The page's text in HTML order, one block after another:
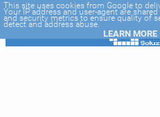
-->
This site uses cookies from Google to
Your IP address and user-agent are
and security metrics to ensure quality of
detect and address abuse.
LEARN MORE